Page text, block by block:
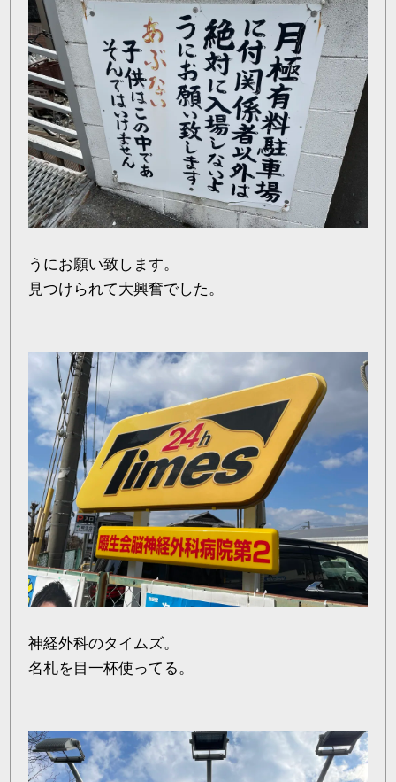
うにお願い致します。
見つけられて大興奮でした。
神経外科のタイムズ。
名札を目一杯使ってる。